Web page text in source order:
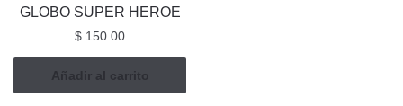
GLOBO SUPER HEROE
$ 150.00
Añadir al carrito